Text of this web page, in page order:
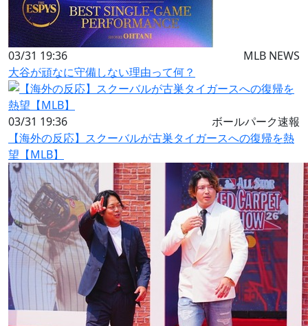
03/31 19:36
MLB NEWS
大谷が頑なに守備しない理由って何？
03/31 19:36
ボールパーク速報
【海外の反応】スクーバルが古巣タイガースへの復帰を熱
望【MLB】